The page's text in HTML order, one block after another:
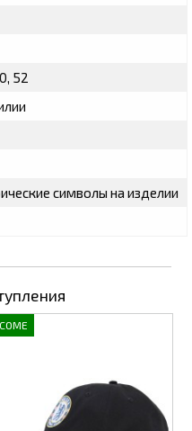
52
символы на изделии
COME